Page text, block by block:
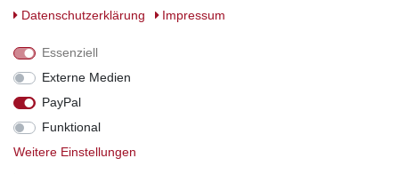
Daten­schutz­erklärung
Impressum
Essenziell
Externe Medien
PayPal
Funktional
Weitere Einstellungen